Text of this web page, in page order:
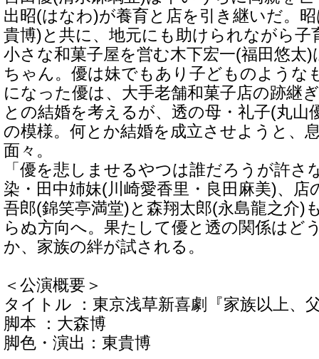
出昭(はなわ)が養育と店を引き継いだ。
貴博)と共に、地元にも助けられながら子
小さな和菓子屋を営む木下宏一(福田悠太
ちゃん。優は妹でもあり子どものような
になった優は、大手老舗和菓子店の跡継
との結婚を考えるが、透の母・礼子(丸山
の模様。何とか結婚を成立させようと、
面々。
「優を悲しませるやつは誰だろうが許さ
染・田中姉妹(川崎愛香里・良田麻美)、店
吾郎(錦笑亭満堂)と森翔太郎(永島龍之介)
らぬ方向へ。果たして優と透の関係はど
か、家族の絆が試される。
＜公演概要＞
タイトル ：東京浅草新喜劇『家族以上、
脚本 ：大森博
脚色・演出：東貴博